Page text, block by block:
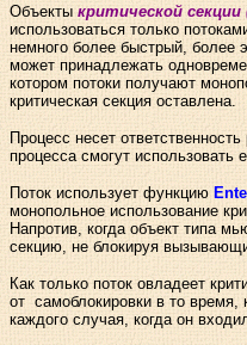
Объекты критической
использоваться только
немного более быстрый, более
может принадлежать
котором потоки получают
критическая секция оставлена.
Процесс несет
процесса смогут
Поток использует функцию
монопольное использование
Напротив, когда объект типа
секцию, не блокируя
Как только поток овладеет
от самоблокировки в то время,
каждого случая, когда он